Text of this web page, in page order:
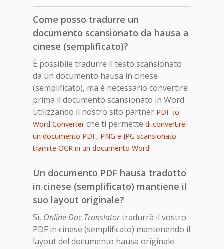
Come posso tradurre un
documento scansionato da hausa a
cinese (semplificato)?
È possibile tradurre il testo scansionato
da un documento hausa in cinese
(semplificato), ma è necessario convertire
prima il documento scansionato in Word
utilizzando il nostro sito partner PDF to
Word Converterche ti permette di convertire
un documento PDF, PNG e JPG scansionato
tramite OCR in un documento Word.
Un documento PDF hausa tradotto
in cinese (semplificato) mantiene il
suo layout originale?
Sì, Online Doc Translatortradurrà il vostro
PDF in cinese (semplificato) mantenendo il
layout del documento hausa originale.